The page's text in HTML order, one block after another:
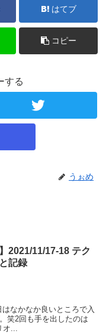
はてブ
コピー
する
うぉめ
2021/11/17-18 テク
記録
なかなか良いところで入
笑2回も手を出したのは
オ...